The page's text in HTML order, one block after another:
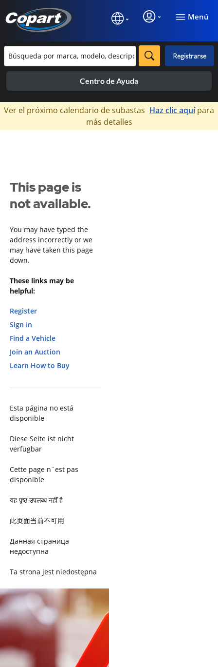
Menú
Registrarse
Centro de Ayuda
×
Ver el próximo calendario de subastas Haz clic aquípara
más detalles
This page is
not available.
You may have typed the
address incorrectly or we
may have taken this page
down.
These links may be
helpful:
Register
Sign In
Find a Vehicle
Join an Auction
Learn How to Buy
Esta página no está
disponible
Diese Seite ist nicht
verfügbar
Cette page n´est pas
disponible
यह पृष्ठ उपलब्ध नहीं है
此页面当前不可用
Данная страница
недоступна
Ta strona jest niedostępna
Trang này không có
Esta página não está
disponível
このページは現在利用できま
せん